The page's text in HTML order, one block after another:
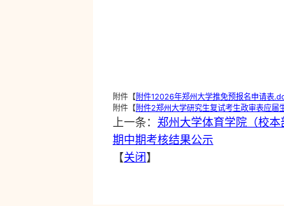
附件【附件12026年郑州大学推免预报名申请表
附件【附件2郑州大学研究生复试考生政审表应届
上一条： 郑州大学体育学院（校本
期中期考核结果公示
【关闭 】